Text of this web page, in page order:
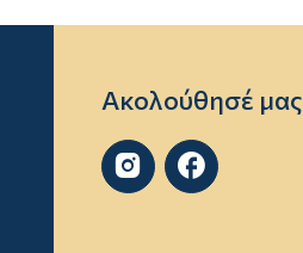
Ακολούθησέ μας
 